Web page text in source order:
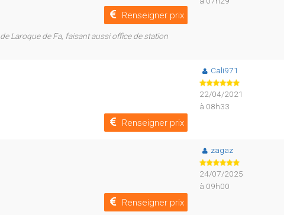
Renseigner prix
Laroque de Fa, faisant aussi office de station
Renseigner prix
Cali971
22/04/2021
à 08h33
Renseigner prix
zagaz
24/07/2025
à 09h00